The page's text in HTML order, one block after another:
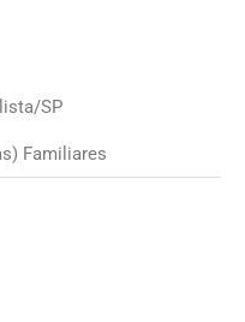
SP
Familiares